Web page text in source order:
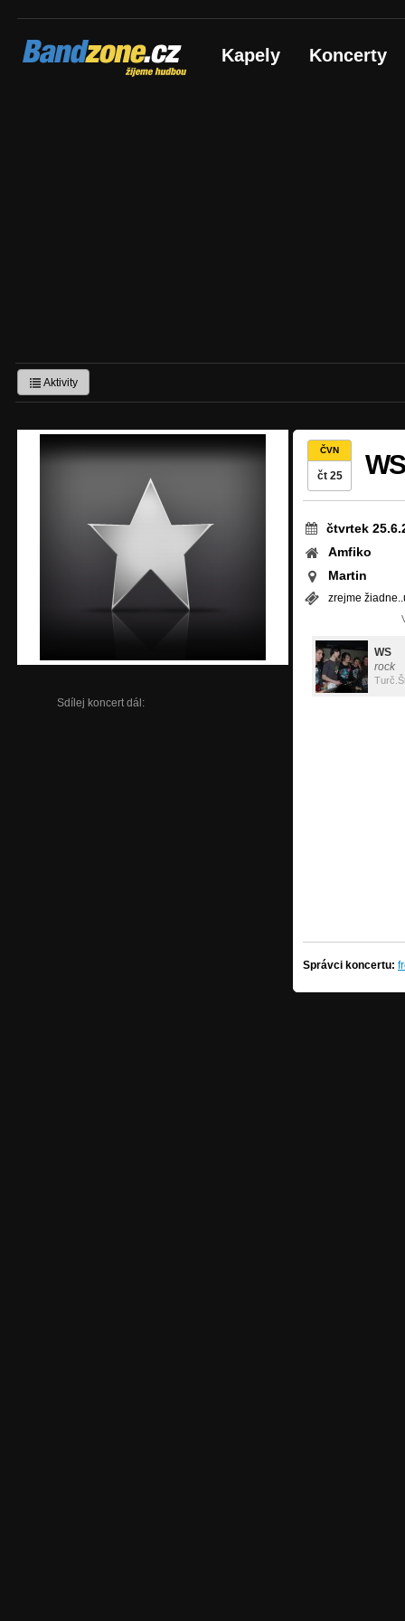
Bandzone.cz
žijeme hudbou Kapely Koncerty
Aktivity
Sdílej koncert dál:
ČVN
čt 25 WS
čtvrtek
Amfiko
Martin
zrejme
WS
rock
Správci koncertu: